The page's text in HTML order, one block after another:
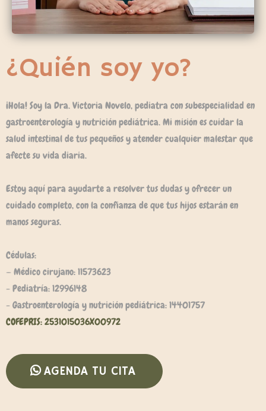
¿Quién soy yo?
¡Hola! Soy la Dra. Victoria Novelo, pediatra con subespecialidad en
gastroenterología y nutrición pediátrica. Mi misión es cuidar la
salud intestinal de tus pequeños y atender cualquier malestar que
afecte su vida diaria.
Estoy aquí para ayudarte a resolver tus dudas y ofrecer un
cuidado completo, con la confianza de que tus hijos estarán en
manos seguras.
Cédulas:
— Médico cirujano: 11573623
- Pediatría: 12996148
- Gastroenterología y nutrición pediátrica: 14401757
COFEPRIS: 2531015036X00972
AGENDA TU CITA